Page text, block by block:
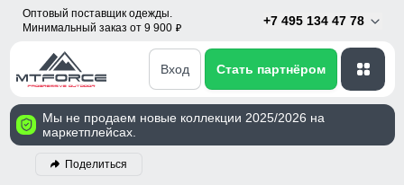
Оптовый поставщик одежды.
Минимальный заказ от 9 900 p
+7 495 134 47 78
Вход Стать партнёром
Мы не продаем новые коллекции 2025/2026 на
маркетплейсах.
Поделиться